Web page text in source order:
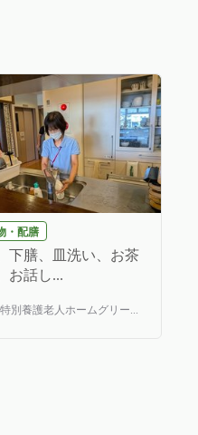
・配膳
下膳、皿洗い、お茶
お話し...
特別養護老人ホームグリー...